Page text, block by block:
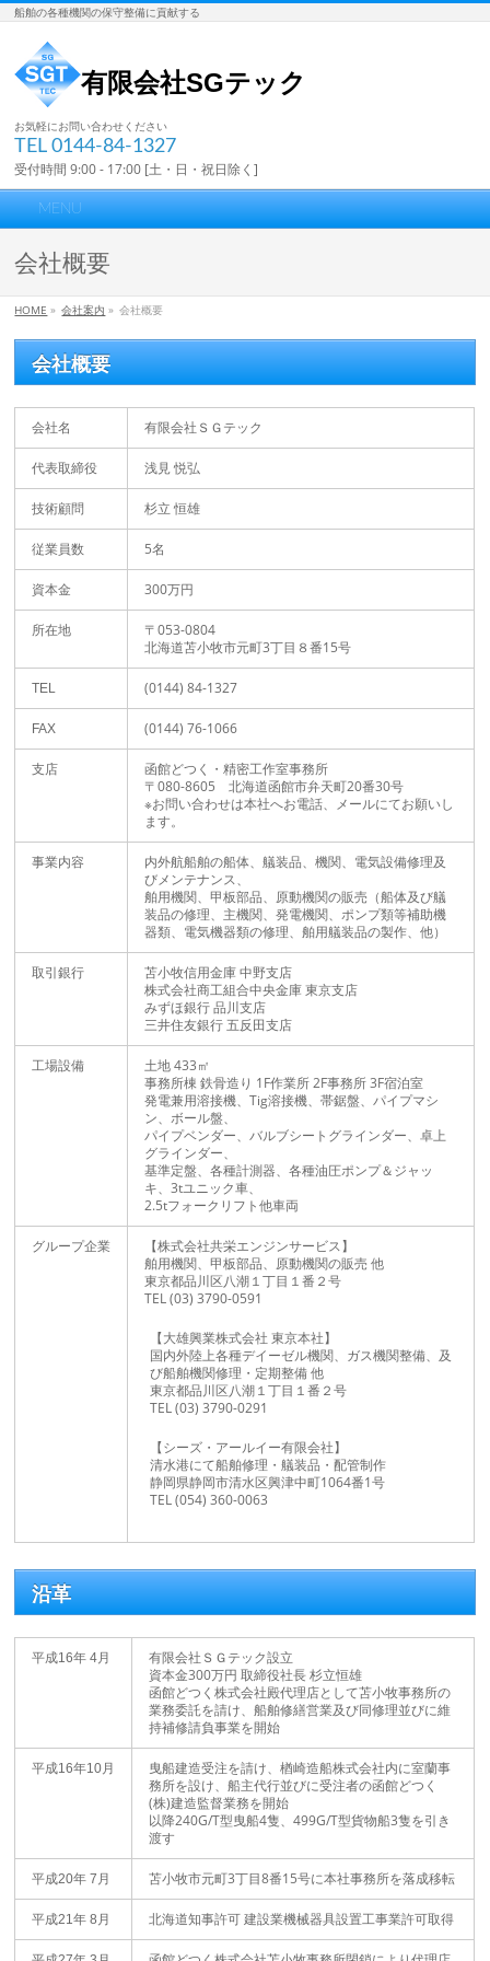
船舶の各種機関の保守整備に貢献する
有限会社SGテック
お気軽にお問い合わせください
TEL 0144-84-1327
受付時間 9:00 - 17:00 [土・日・祝日除く]
MENU
会社概要
HOME » 会社案内 » 会社概要
会社概要
会社名 有限会社ＳＧテック
代表取締役 浅見 悦弘
技術顧問 杉立 恒雄
従業員数 5名
資本金 300万円
所在地
〒053-0804
北海道苫小牧市元町3丁目８番15号
TEL (0144) 84-1327
FAX (0144) 76-1066
支店
函館どつく・精密工作室事務所
〒080-8605 北海道函館市弁天町20番30号
※お問い合わせは本社へお電話、メールにてお願いし
ます。
事業内容
内外航船舶の船体、艤装品、機関、電気設備修理及
びメンテナンス、
舶用機関、甲板部品、原動機関の販売（船体及び艤
装品の修理、主機関、発電機関、ポンプ類等補助機
器類、電気機器類の修理、舶用艤装品の製作、他）
取引銀行
苫小牧信用金庫 中野支店
株式会社商工組合中央金庫 東京支店
みずほ銀行 品川支店
三井住友銀行 五反田支店
工場設備
土地 433㎡
事務所棟 鉄骨造り 1F作業所 2F事務所 3F宿泊室
発電兼用溶接機、Tig溶接機、帯鋸盤、パイプマシ
ン、ボール盤、
パイプベンダー、バルブシートグラインダー、卓上
グラインダー、
基準定盤、各種計測器、各種油圧ポンプ＆ジャッ
キ、3tユニック車、
2.5tフォークリフト他車両
グループ企業
【株式会社共栄エンジンサービス】
舶用機関、甲板部品、原動機関の販売 他
東京都品川区八潮１丁目１番２号
TEL (03) 3790-0591
【大雄興業株式会社 東京本社】
国内外陸上各種デイーゼル機関、ガス機関整備、及
び船舶機関修理・定期整備 他
東京都品川区八潮１丁目１番２号
TEL (03) 3790-0291
【シーズ・アールイー有限会社】
清水港にて船舶修理・艤装品・配管制作
静岡県静岡市清水区興津中町1064番1号
TEL (054) 360-0063
沿革
平成16年 4月
有限会社ＳＧテック設立
資本金300万円 取締役社長 杉立恒雄
函館どつく株式会社殿代理店として苫小牧事務所の
業務委託を請け、船舶修繕営業及び同修理並びに維
持補修請負事業を開始
平成16年10月
曳船建造受注を請け、楢崎造船株式会社内に室蘭事
務所を設け、船主代行並びに受注者の函館どつく
(株)建造監督業務を開始
以降240G/T型曳船4隻、499G/T型貨物船3隻を引き
渡す
平成20年 7月 苫小牧市元町3丁目8番15号に本社事務所を落成移転
平成21年 8月 北海道知事許可 建設業機械器具設置工事業許可取得